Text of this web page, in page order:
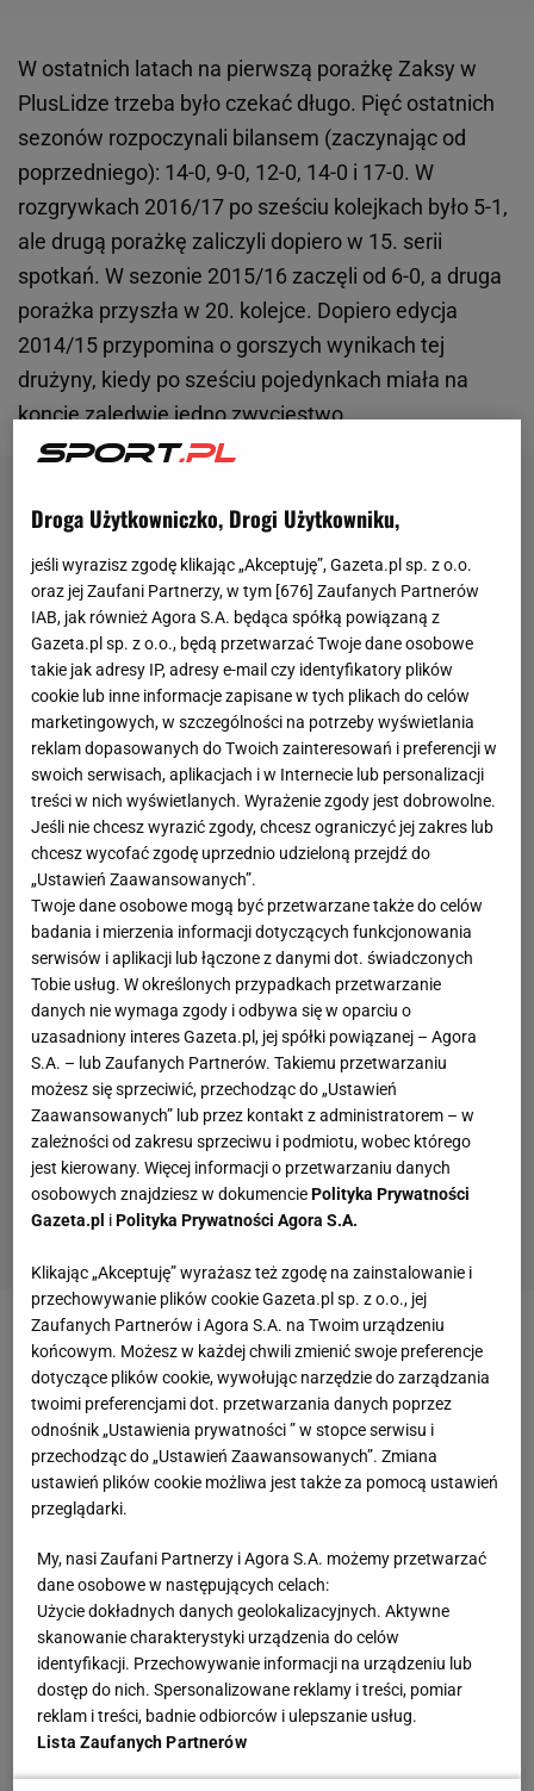
W ostatnich latach na pierwszą porażkę Zaksy w
PlusLidze trzeba było czekać długo. Pięć ostatnich
sezonów rozpoczynali bilansem (zaczynając od
poprzedniego): 14-0, 9-0, 12-0, 14-0 i 17-0. W
rozgrywkach 2016/17 po sześciu kolejkach było 5-1,
ale drugą porażkę zaliczyli dopiero w 15. serii
spotkań. W sezonie 2015/16 zaczęli od 6-0, a druga
porażka przyszła w 20. kolejce. Dopiero edycja
2014/15 przypomina o gorszych wynikach tej
drużyny, kiedy po sześciu pojedynkach miała na
koncie zaledwie jedno zwycięstwo.
Zobacz wideoSiatkarski fenomen w Nysie. "Mimo
porażek kibice chcieli przychodzić na mecze"
Kosmiczne serie zwycięstw Zaksy w ostatnich
latach. "Musimy odnaleźć naszą tożsamość"
Teraz po sześciu meczach kędzierzynianie mają
bilans 4-2. A do tego dochodzi przegrany
Superpuchar Polski, choć porażka w tym meczu
niekoniecznie musi być dużym powodem do
zmartwienia. W dwóch poprzednich edycjach
również mierzyły się ZAKSA i Jastrzębski Węgiel, a
triumfator przegrywał potem finał w PlusLidze.
Droga Użytkowniczko, Drogi Użytkowniku,
jeśli wyrazisz zgodę klikając „Akceptuję”, Gazeta.pl sp. z o.o.
oraz jej Zaufani Partnerzy, w tym [676] Zaufanych Partnerów
IAB, jak również Agora S.A. będąca spółką powiązaną z
Gazeta.pl sp. z o.o., będą przetwarzać Twoje dane osobowe
takie jak adresy IP, adresy e-mail czy identyfikatory plików
cookie lub inne informacje zapisane w tych plikach do celów
marketingowych, w szczególności na potrzeby wyświetlania
reklam dopasowanych do Twoich zainteresowań i preferencji w
swoich serwisach, aplikacjach i w Internecie lub personalizacji
treści w nich wyświetlanych. Wyrażenie zgody jest dobrowolne.
Jeśli nie chcesz wyrazić zgody, chcesz ograniczyć jej zakres lub
chcesz wycofać zgodę uprzednio udzieloną przejdź do
„Ustawień Zaawansowanych”.
Twoje dane osobowe mogą być przetwarzane także do celów
badania i mierzenia informacji dotyczących funkcjonowania
serwisów i aplikacji lub łączone z danymi dot. świadczonych
Tobie usług. W określonych przypadkach przetwarzanie
danych nie wymaga zgody i odbywa się w oparciu o
uzasadniony interes Gazeta.pl, jej spółki powiązanej – Agora
S.A. – lub Zaufanych Partnerów. Takiemu przetwarzaniu
możesz się sprzeciwić, przechodząc do „Ustawień
Zaawansowanych” lub przez kontakt z administratorem – w
zależności od zakresu sprzeciwu i podmiotu, wobec którego
jest kierowany. Więcej informacji o przetwarzaniu danych
osobowych znajdziesz w dokumenciePolityka Prywatności
Gazeta.pl iPolityka Prywatności Agora S.A.
Klikając „Akceptuję” wyrażasz też zgodę na zainstalowanie i
przechowywanie plików cookie Gazeta.pl sp. z o.o., jej
Zaufanych Partnerów i Agora S.A. na Twoim urządzeniu
końcowym. Możesz w każdej chwili zmienić swoje preferencje
dotyczące plików cookie, wywołując narzędzie do zarządzania
twoimi preferencjami dot. przetwarzania danych poprzez
odnośnik „Ustawienia prywatności ” w stopce serwisu i
przechodząc do „Ustawień Zaawansowanych”. Zmiana
ustawień plików cookie możliwa jest także za pomocą ustawień
przeglądarki.
My, nasi Zaufani Partnerzy i Agora S.A. możemy przetwarzać
dane osobowe w następujących celach:
Użycie dokładnych danych geolokalizacyjnych. Aktywne
skanowanie charakterystyki urządzenia do celów
identyfikacji. Przechowywanie informacji na urządzeniu lub
dostęp do nich. Spersonalizowane reklamy i treści, pomiar
reklam i treści, badnie odbiorców i ulepszanie usług.
Lista Zaufanych Partnerów